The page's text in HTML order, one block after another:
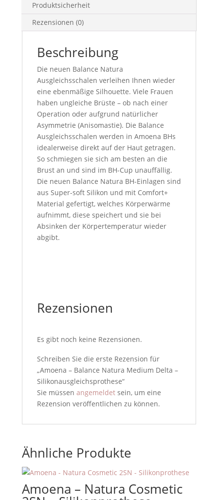
Produktsicherheit
Rezensionen (0)
Beschreibung
Die neuen Balance Natura
Ausgleichsschalen verleihen Ihnen wieder
eine ebenmäßige Silhouette. Viele Frauen
haben ungleiche Brüste – ob nach einer
Operation oder aufgrund natürlicher
Asymmetrie (Anisomastie). Die Balance
Ausgleichsschalen werden in Amoena BHs
idealerweise direkt auf der Haut getragen.
So schmiegen sie sich am besten an die
Brust an und sind im BH-Cup unauffällig.
Die neuen Balance Natura BH-Einlagen sind
aus Super-soft Silikon und mit Comfort+
Material gefertigt, welches Körperwärme
aufnimmt, diese speichert und sie bei
Absinken der Körpertemperatur wieder
abgibt.
Rezensionen
Es gibt noch keine Rezensionen.
Schreiben Sie die erste Rezension für
„Amoena – Balance Natura Medium Delta –
Silikonausgleichsprothese“
Sie müssen angemeldetsein, um eine
Rezension veröffentlichen zu können.
Ähnliche Produkte
Amoena – Natura Cosmetic